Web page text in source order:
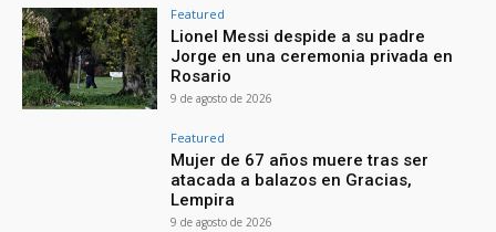
Featured
Lionel Messi despide a su padre
Jorge en una ceremonia privada en
Rosario
9 de agosto de 2026
Featured
Mujer de 67 años muere tras ser
atacada a balazos en Gracias,
Lempira
9 de agosto de 2026